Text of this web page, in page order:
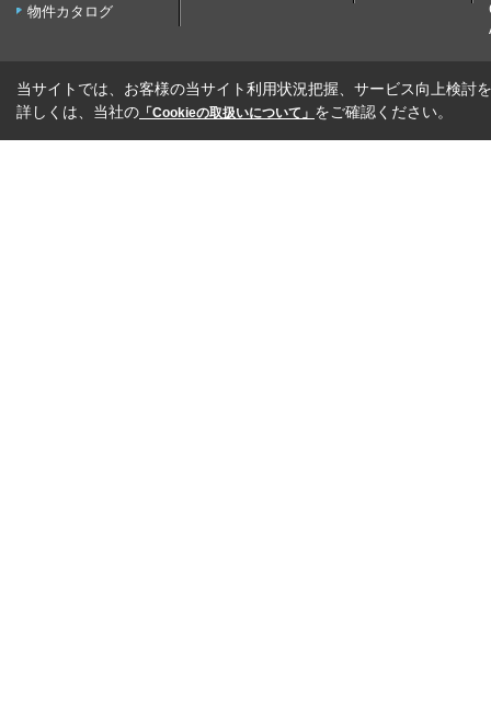
物件カタログ
当サイトでは、お客様の当サイト利用状況把握、サービス向上検討
詳しくは、当社の 「Cookieの取扱いについて」 をご確認ください。